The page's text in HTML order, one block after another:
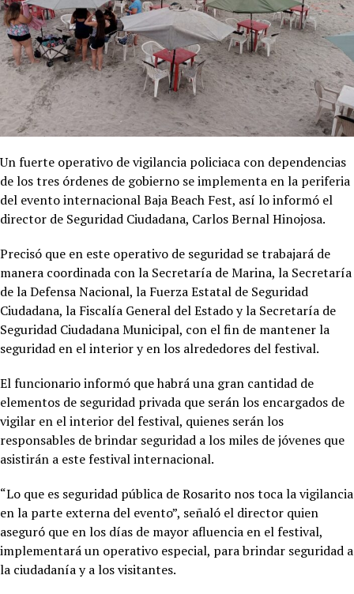
Un fuerte operativo de vigilancia policiaca con dependencias
de los tres órdenes de gobierno se implementa en la periferia
del evento internacional Baja Beach Fest, así lo informó el
director de Seguridad Ciudadana, Carlos Bernal Hinojosa.
Precisó que en este operativo de seguridad se trabajará de
manera coordinada con la Secretaría de Marina, la Secretaría
de la Defensa Nacional, la Fuerza Estatal de Seguridad
Ciudadana, la Fiscalía General del Estado y la Secretaría de
Seguridad Ciudadana Municipal, con el fin de mantener la
seguridad en el interior y en los alrededores del festival.
El funcionario informó que habrá una gran cantidad de
elementos de seguridad privada que serán los encargados de
vigilar en el interior del festival, quienes serán los
responsables de brindar seguridad a los miles de jóvenes que
asistirán a este festival internacional.
“Lo que es seguridad pública de Rosarito nos toca la vigilancia
en la parte externa del evento”, señaló el director quien
aseguró que en los días de mayor afluencia en el festival,
implementará un operativo especial, para brindar seguridad a
la ciudadanía y a los visitantes.